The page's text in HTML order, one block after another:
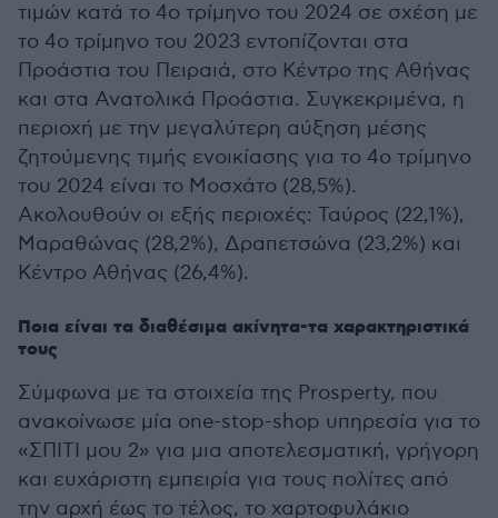
τιμών κατά το 4ο τρίμηνο του 2024 σε σχέση με
το 4ο τρίμηνο του 2023 εντοπίζονται στα
Προάστια του Πειραιά, στο Κέντρο της Αθήνας
και στα Ανατολικά Προάστια. Συγκεκριμένα, η
περιοχή με την μεγαλύτερη αύξηση μέσης
ζητούμενης τιμής ενοικίασης για το 4ο τρίμηνο
του 2024 είναι το Μοσχάτο (28,5%).
Ακολουθούν οι εξής περιοχές: Ταύρος (22,1%),
Μαραθώνας (28,2%), Δραπετσώνα (23,2%) και
Κέντρο Αθήνας (26,4%).
Ποια είναι τα διαθέσιμα ακίνητα-τα χαρακτηριστικά
τους
Σύμφωνα με τα στοιχεία της Prosperty, που
ανακοίνωσε μία one-stop-shop υπηρεσία για το
«ΣΠΙΤΙ μου 2» για μια αποτελεσματική, γρήγορη
και ευχάριστη εμπειρία για τους πολίτες από
την αρχή έως το τέλος, το χαρτοφυλάκιο